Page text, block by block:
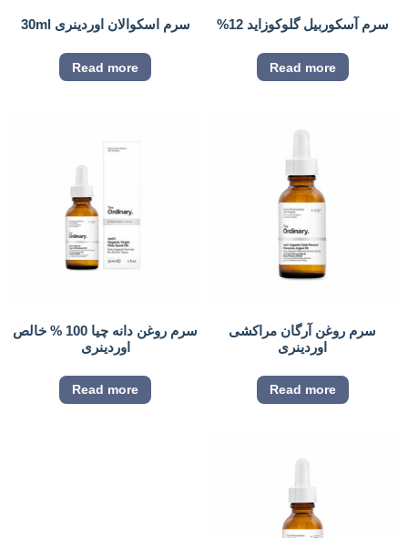
سرم آسکوربیل گلوکوزاید 12%
Read more
سرم اسکوالان اوردینری 30ml
Read more
سرم روغن آرگان مراکشی
اوردینری
Read more
سرم روغن دانه چیا 100 % خالص
اوردینری
Read more